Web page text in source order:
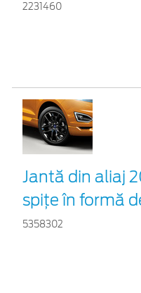
2231460
Jantă din aliaj
spiţe în formă
5358302